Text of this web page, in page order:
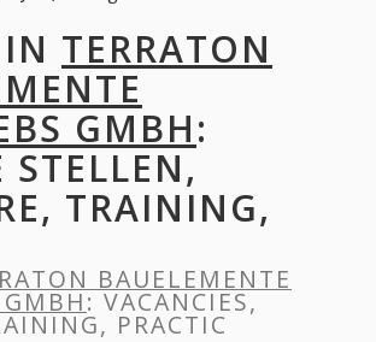
TERRATON
GMBH:
STELLEN,
TRAINING,
BAUELEMENTE
: VACANCIES,
PRACTIC